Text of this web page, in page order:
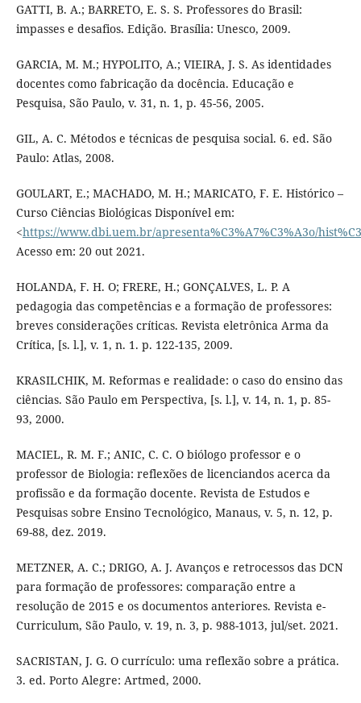
GATTI, B. A.; BARRETO, E. S. S. Professores do Brasil:
impasses e desafios. Edição. Brasília: Unesco, 2009.
GARCIA, M. M.; HYPOLITO, A.; VIEIRA, J. S. As identidades
docentes como fabricação da docência. Educação e
Pesquisa, São Paulo, v. 31, n. 1, p. 45-56, 2005.
GIL, A. C. Métodos e técnicas de pesquisa social. 6. ed. São
Paulo: Atlas, 2008.
GOULART, E.; MACHADO, M. H.; MARICATO, F. E. Histórico –
Curso Ciências Biológicas Disponível em:
<https://www.dbi.uem.br/apresenta%C3%A7%C3%A3o/
Acesso em: 20 out 2021.
HOLANDA, F. H. O; FRERE, H.; GONÇALVES, L. P. A
pedagogia das competências e a formação de professores:
breves considerações críticas. Revista eletrônica Arma da
Crítica, [s. l.], v. 1, n. 1. p. 122-135, 2009.
KRASILCHIK, M. Reformas e realidade: o caso do ensino das
ciências. São Paulo em Perspectiva, [s. l.], v. 14, n. 1, p. 85-
93, 2000.
MACIEL, R. M. F.; ANIC, C. C. O biólogo professor e o
professor de Biologia: reflexões de licenciandos acerca da
profissão e da formação docente. Revista de Estudos e
Pesquisas sobre Ensino Tecnológico, Manaus, v. 5, n. 12, p.
69-88, dez. 2019.
METZNER, A. C.; DRIGO, A. J. Avanços e retrocessos das DCN
para formação de professores: comparação entre a
resolução de 2015 e os documentos anteriores. Revista e-
Curriculum, São Paulo, v. 19, n. 3, p. 988-1013, jul/set. 2021.
SACRISTAN, J. G. O currículo: uma reflexão sobre a prática.
3. ed. Porto Alegre: Artmed, 2000.